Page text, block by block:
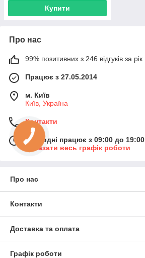
Купити
Про нас
99% позитивних з 246 відгуків за рік
Працює з 27.05.2014
м. Київ
Київ, Україна
Контакти
Сьогодні працює з 09:00 до 19:00
Показати весь графік роботи
Про нас
Контакти
Доставка та оплата
Графік роботи
КНОПКА
ЗВ'ЯЗКУ